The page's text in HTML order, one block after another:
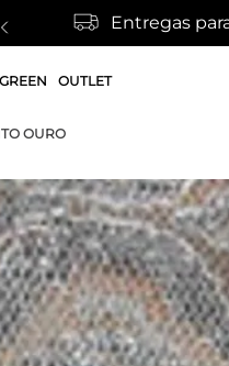
Entregas
OUTLET
OURO